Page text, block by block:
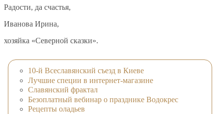
Радости, да счастья,
Иванова Ирина,
хозяйка «Северной сказки».
10-й Всеславянский съезд в Киеве
Лучшие специи в интернет-магазине
Славянский фрактал
Безоплатный вебинар о празднике Водокрес
Рецепты оладьев